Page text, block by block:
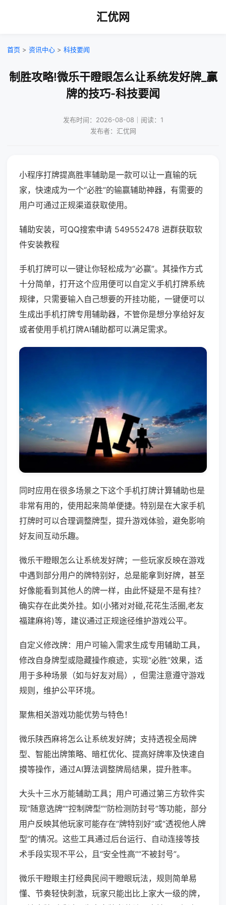
汇优网
首页 > 资讯中心 > 科技要闻
制胜攻略!微乐干瞪眼怎么让系统发好牌_赢
牌的技巧-科技要闻
发布时间：2026-08-08｜阅读：1
发布者：汇优网
小程序打牌提高胜率辅助是一款可以让一直输的玩
家，快速成为一个“必胜”的输赢辅助神器，有需要的
用户可通过正规渠道获取使用。
辅助安装，可QQ搜索申请 549552478 进群获取软
件安装教程
手机打牌可以一键让你轻松成为“必赢”。其操作方式
十分简单，打开这个应用便可以自定义手机打牌系统
规律，只需要输入自己想要的开挂功能，一键便可以
生成出手机打牌专用辅助器，不管你是想分享给好友
或者使用手机打牌AI辅助都可以满足需求。
同时应用在很多场景之下这个手机打牌计算辅助也是
非常有用的，使用起来简单便捷。特别是在大家手机
打牌时可以合理调整牌型，提升游戏体验，避免影响
好友间互动乐趣。
微乐干瞪眼怎么让系统发好牌；一些玩家反映在游戏
中遇到部分用户的牌特别好，总是能拿到好牌，甚至
好像能看到其他人的牌一样，由此怀疑是不是有挂？
确实存在此类外挂。如(小猪对对碰,花花生活圈,老友
福建麻将)等，建议通过正规途径维护游戏公平。
自定义修改牌：用户可输入需求生成专用辅助工具，
修改自身牌型或隐藏操作痕迹，实现“必胜”效果，适
用于多种场景（如与好友对局），但需注意遵守游戏
规则，维护公平环境。
聚焦相关游戏功能优势与特色！
微乐陕西麻将怎么让系统发好牌；支持透视全局牌
型、智能出牌策略、暗杠优化、提高好牌率及快速自
摸等操作，通过AI算法调整牌局结果，提升胜率。
大头十三水万能辅助工具；用户可通过第三方软件实
现“随意选牌”“控制牌型”“防检测防封号”等功能，部分
用户反映其他玩家可能存在“牌特别好”或“透视他人牌
型”的情况。这些工具通过后台运行、自动连接等技
术手段实现不平公，且“安全性高”“不被封号”。
微乐干瞪眼主打经典民间干瞪眼玩法，规则简单易
懂、节奏轻快刺激，玩家只能出比上家大一级的牌，